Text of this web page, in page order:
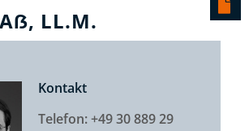
LL.M.
Kontakt
Telefon: +49 30 889 29